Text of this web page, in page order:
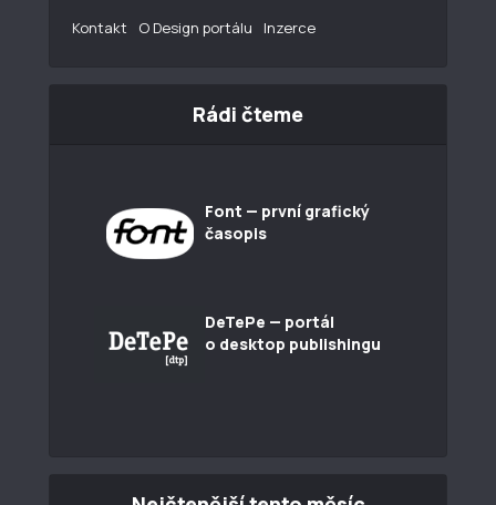
Kontakt O Design portálu Inzerce
Rádi čteme
Font — první grafický
časopis
DeTePe — portál
o desktop publishingu